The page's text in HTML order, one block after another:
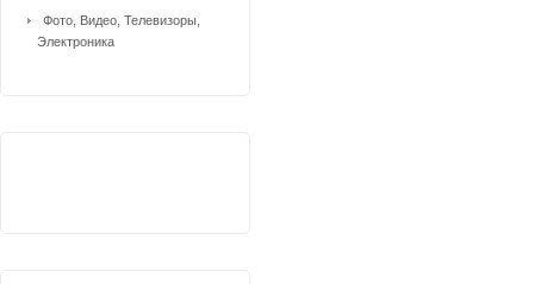
Фото, Видео, Телевизоры,
Электроника